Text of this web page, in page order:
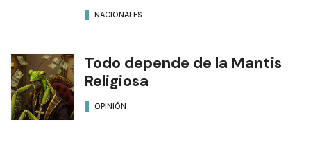
NACIONALES
Todo depende de la Mantis
Religiosa
OPINIÓN